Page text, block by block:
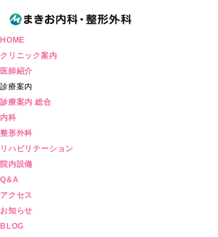
HOME
クリニック案内
医師紹介
診療案内
診療案内 総合
内科
整形外科
リハビリテーション
院内設備
Q&A
アクセス
お知らせ
BLOG